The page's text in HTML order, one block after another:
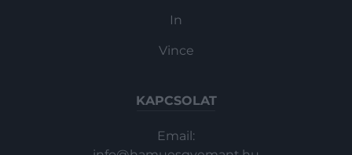
In
Vince
KAPCSOLAT
Email: